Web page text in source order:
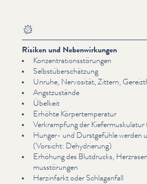
Risiken und Nebenwirkungen
Konzen­tra­tionsstörun­gen
Selb­stüber­schätzung
Unruhe, Nervosität, Zittern,
Angstzustände
Übelkeit
Erhöhte Kör­pertem­per­atur
Verkramp­fung der
Hunger- und Durst­ge­füh­le werden
(Vorsicht: Dehy­drierung)
Erhöhung des Blutdrucks,
musstörun­gen
Herzinfarkt oder Schla­gan­fall